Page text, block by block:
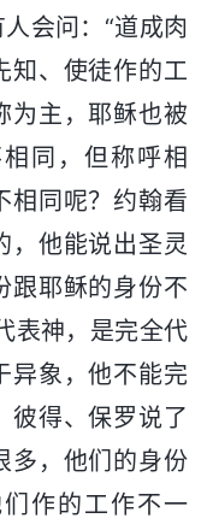
会问：“道成肉
知、使徒作的工
为主，耶稣也被
同，但称呼相
相同呢？约翰看
，他能说出圣灵
跟耶稣的身份不
表神，是完全代
异象，他不能完
彼得、保罗说了
多，他们的身份
作的工作不一